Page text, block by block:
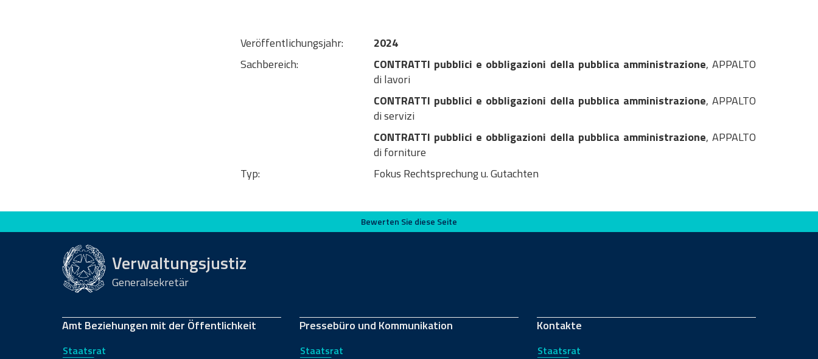
Veröffentlichungsjahr:
2024
Sachbereich:
CONTRATTI pubblici e obbligazioni della pubblica amministrazione, APPALTO
di lavori
CONTRATTI pubblici e obbligazioni della pubblica amministrazione, APPALTO
di servizi
CONTRATTI pubblici e obbligazioni della pubblica amministrazione, APPALTO
di forniture
Typ:
Fokus Rechtsprechung u. Gutachten
Bewerten Sie diese Seite Bewerten Sie diese Seite
Verwaltungsjustiz
Generalsekretär
Amt Beziehungen mit der Öffentlichkeit
Staatsrat
Pressebüro und Kommunikation
Staatsrat
Kontakte
Staatsrat